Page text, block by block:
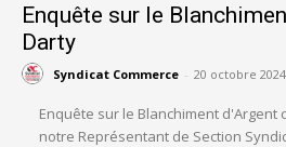
Enquête sur le
Darty
Syndicat Commerce - 20 octobre 2024
Enquête sur le Blanchiment d'Argent
notre Représentant de Section